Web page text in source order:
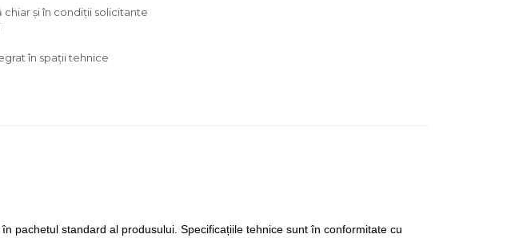
chiar și în condiții solicitante
în spații tehnice
standard al produsului. Specificațiile tehnice sunt în conformitate cu